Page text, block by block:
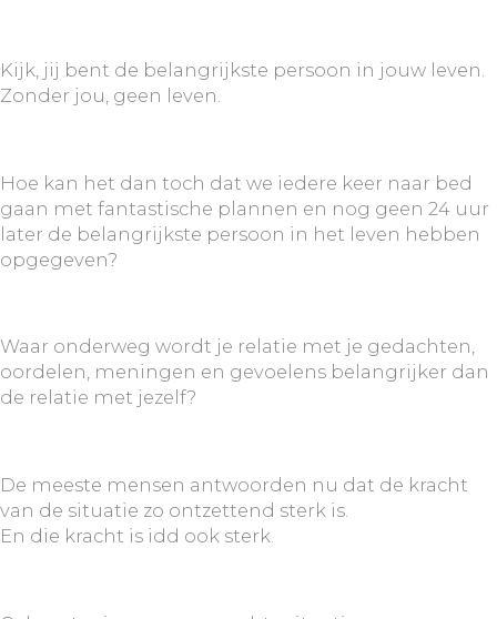
Kijk, jij bent de belangrijkste persoon in jouw leven.
Zonder jou, geen leven.
Hoe kan het dan toch dat we iedere keer naar bed
gaan met fantastische plannen en nog geen 24 uur
later de belangrijkste persoon in het leven hebben
opgegeven?
Waar onderweg wordt je relatie met je gedachten,
oordelen, meningen en gevoelens belangrijker dan
de relatie met jezelf?
De meeste mensen antwoorden nu dat de kracht
van de situatie zo ontzettend sterk is.
En die kracht is idd ook sterk.